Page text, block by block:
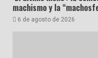
machismo y la
6 de agosto de 2026